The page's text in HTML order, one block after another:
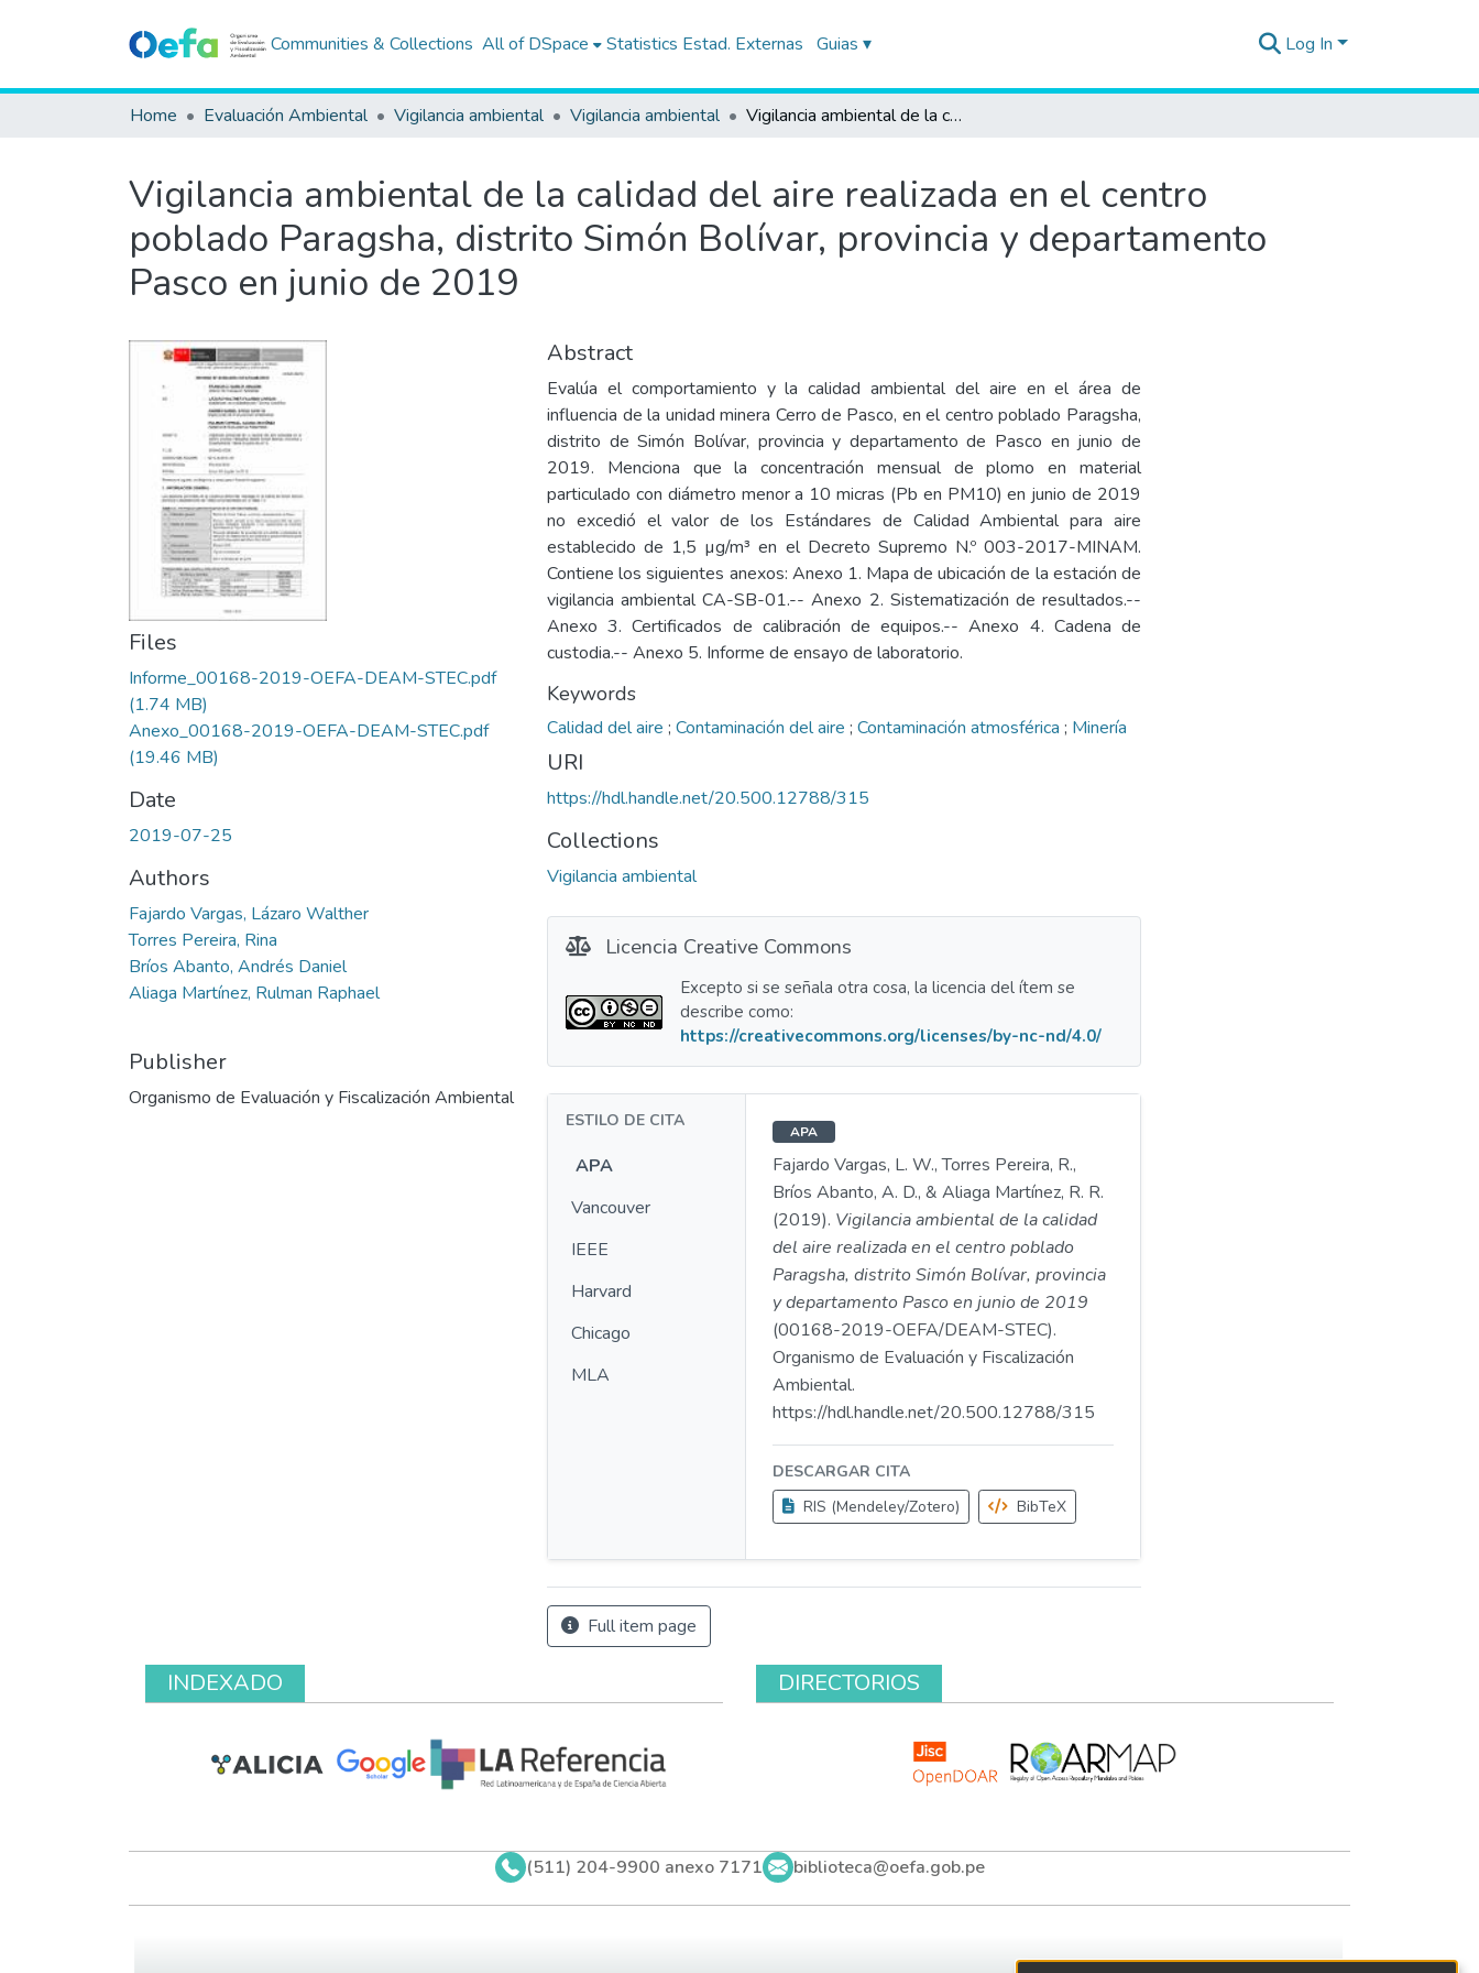
Communities & Collections All of DSpace Statistics Estad. Externas Guias ▾ Log In
Home Evaluación Ambiental Vigilancia ambiental Vigilancia ambiental Vigilancia ambiental de la calidad del aire realizada en el centro poblado Paragsha, distrito Simón Bolívar, provincia y departamento Pasco en junio de 2019
Vigilancia ambiental de la calidad del aire realizada en el centro
poblado Paragsha, distrito Simón Bolívar, provincia y departamento
Pasco en junio de 2019
Files
Informe_00168-2019-OEFA-DEAM-STEC.pdf
(1.74 MB)
Anexo_00168-2019-OEFA-DEAM-STEC.pdf
(19.46 MB)
Date
2019-07-25
Authors
Fajardo Vargas, Lázaro Walther
Torres Pereira, Rina
Bríos Abanto, Andrés Daniel
Aliaga Martínez, Rulman Raphael
Publisher
Organismo de Evaluación y Fiscalización Ambiental
Abstract
Evalúa el comportamiento y la calidad ambiental del aire en el área de
influencia de la unidad minera Cerro de Pasco, en el centro poblado Paragsha,
distrito de Simón Bolívar, provincia y departamento de Pasco en junio de
2019. Menciona que la concentración mensual de plomo en material
particulado con diámetro menor a 10 micras (Pb en PM10) en junio de 2019
no excedió el valor de los Estándares de Calidad Ambiental para aire
establecido de 1,5 µg/m³ en el Decreto Supremo N.º 003-2017-MINAM.
Contiene los siguientes anexos: Anexo 1. Mapa de ubicación de la estación de
vigilancia ambiental CA-SB-01.-- Anexo 2. Sistematización de resultados.--
Anexo 3. Certificados de calibración de equipos.-- Anexo 4. Cadena de
custodia.-- Anexo 5. Informe de ensayo de laboratorio.
Keywords
Calidad del aire ; Contaminación del aire ; Contaminación atmosférica ; Minería
URI
https://hdl.handle.net/20.500.12788/315
Collections
Vigilancia ambiental
Licencia Creative Commons
Excepto si se señala otra cosa, la licencia del ítem se
describe como:
https://creativecommons.org/licenses/by-nc-nd/4.0/
ESTILO DE CITA
APA
Vancouver
IEEE
Harvard
Chicago
MLA
APA
Fajardo Vargas, L. W., Torres Pereira, R.,
Bríos Abanto, A. D., & Aliaga Martínez, R. R.
(2019). Vigilancia ambiental de la calidad
del aire realizada en el centro poblado
Paragsha, distrito Simón Bolívar, provincia
y departamento Pasco en junio de 2019
(00168-2019-OEFA/DEAM-STEC).
Organismo de Evaluación y Fiscalización
Ambiental.
https://hdl.handle.net/20.500.12788/315
DESCARGAR CITA
RIS (Mendeley/Zotero)
BibTeX
Full item page
INDEXADO DIRECTORIOS
(511) 204-9900 anexo 7171 biblioteca@oefa.gob.pe